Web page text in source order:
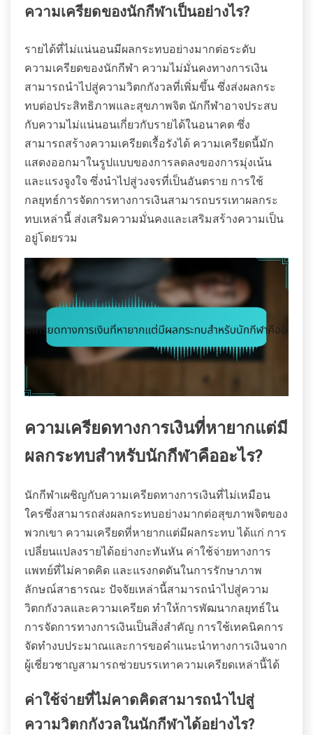
ความเครียดของนักกีฬาเป็นอย่างไร?
รายได้ที่ไม่แน่นอนมีผลกระทบอย่างมากต่อระดับ
ความเครียดของนักกีฬา ความไม่มั่นคงทางการเงิน
สามารถนำไปสู่ความวิตกกังวลที่เพิ่มขึ้น ซึ่งส่งผลกระ
ทบต่อประสิทธิภาพและสุขภาพจิต นักกีฬาอาจประสบ
กับความไม่แน่นอนเกี่ยวกับรายได้ในอนาคต ซึ่ง
สามารถสร้างความเครียดเรื้อรังได้ ความเครียดนี้มัก
แสดงออกมาในรูปแบบของการลดลงของการมุ่งเน้น
และแรงจูงใจ ซึ่งนำไปสู่วงจรที่เป็นอันตราย การใช้
กลยุทธ์การจัดการทางการเงินสามารถบรรเทาผลกระ
ทบเหล่านี้ ส่งเสริมความมั่นคงและเสริมสร้างความเป็น
อยู่โดยรวม
ความเครียดทางการเงินที่หายากแต่มี
ผลกระทบสำหรับนักกีฬาคืออะไร?
นักกีฬาเผชิญกับความเครียดทางการเงินที่ไม่เหมือน
ใครซึ่งสามารถส่งผลกระทบอย่างมากต่อสุขภาพจิตของ
พวกเขา ความเครียดที่หายากแต่มีผลกระทบ ได้แก่ การ
เปลี่ยนแปลงรายได้อย่างกะทันหัน ค่าใช้จ่ายทางการ
แพทย์ที่ไม่คาดคิด และแรงกดดันในการรักษาภาพ
ลักษณ์สาธารณะ ปัจจัยเหล่านี้สามารถนำไปสู่ความ
วิตกกังวลและความเครียด ทำให้การพัฒนากลยุทธ์ใน
การจัดการทางการเงินเป็นสิ่งสำคัญ การใช้เทคนิคการ
จัดทำงบประมาณและการขอคำแนะนำทางการเงินจาก
ผู้เชี่ยวชาญสามารถช่วยบรรเทาความเครียดเหล่านี้ได้
ค่าใช้จ่ายที่ไม่คาดคิดสามารถนำไปสู่
ความวิตกกังวลในนักกีฬาได้อย่างไร?